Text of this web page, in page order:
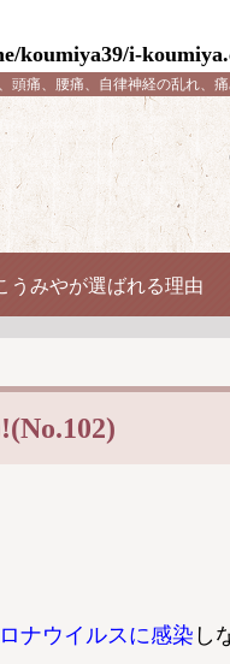
koumiya39/i-
頭痛、腰痛、自律神経の乱れ、
うみやが選ばれる理由
ナウイルスに感染 し